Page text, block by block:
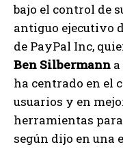
bajo el control de
antiguo ejecutivo
de PayPal Inc,
Ben Silbermann
ha centrado en el
usuarios y en
herramientas
según dijo en una